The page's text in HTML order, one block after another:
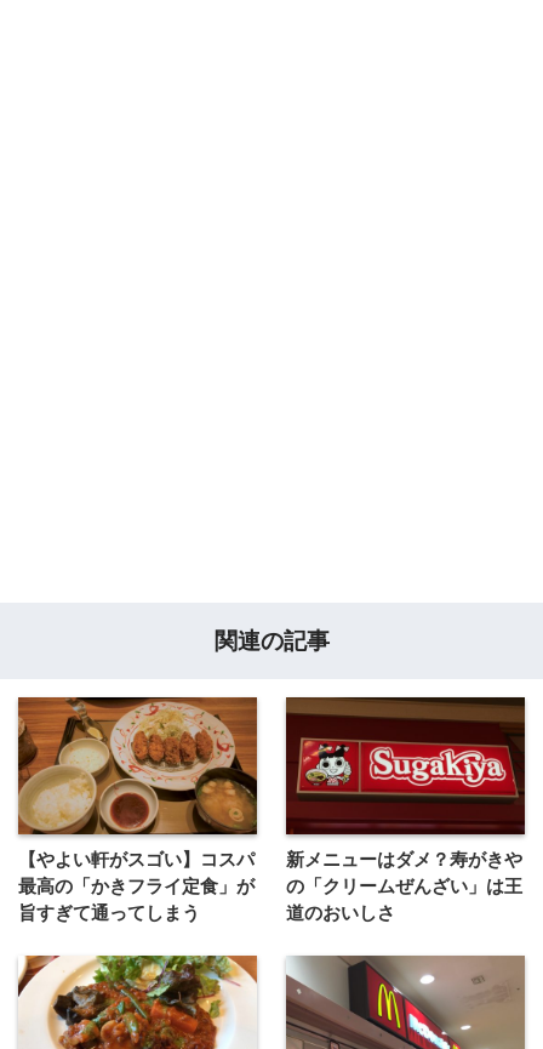
関連の記事
【やよい軒がスゴい】コスパ
最高の「かきフライ定食」が
旨すぎて通ってしまう
新メニューはダメ？寿がきや
の「クリームぜんざい」は王
道のおいしさ